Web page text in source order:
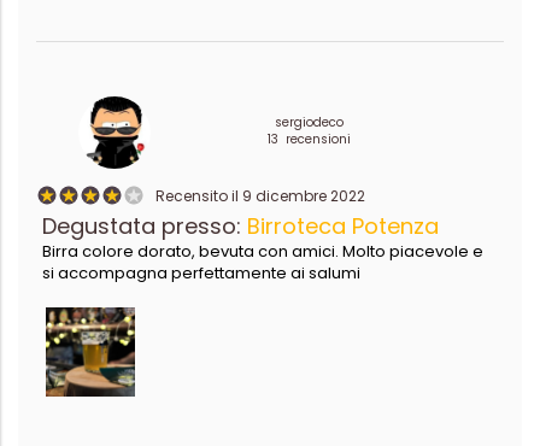
sergiodeco
13 recensioni
Recensito il 9 dicembre 2022
Degustata presso: Birroteca Potenza
Birra colore dorato, bevuta con amici. Molto piacevole e
si accompagna perfettamente ai salumi